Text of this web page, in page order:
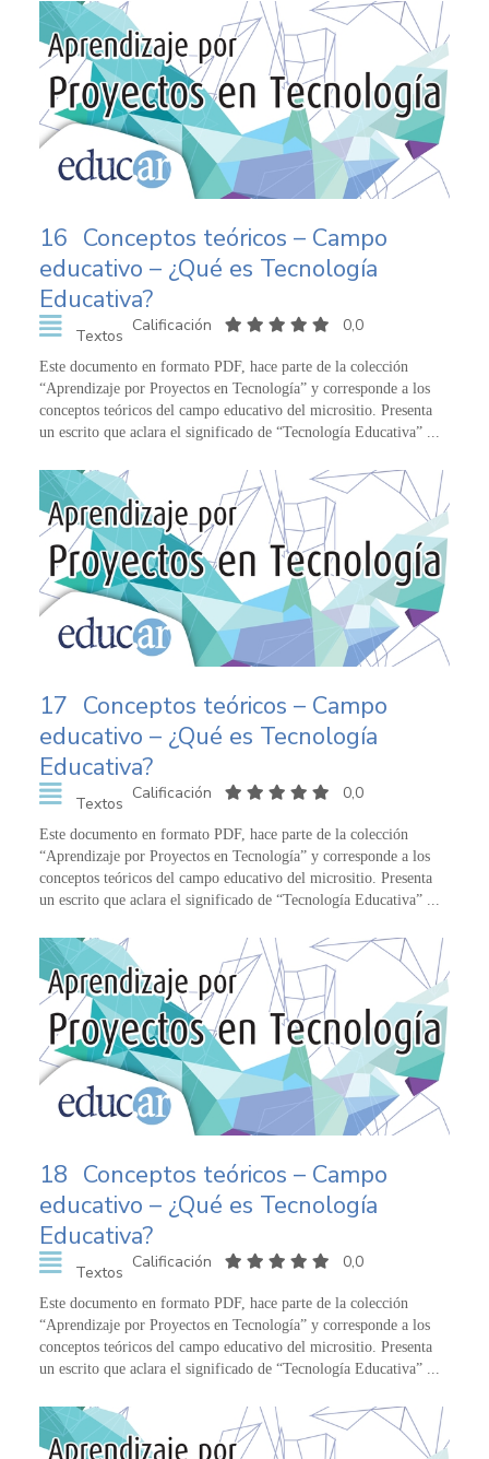
16 Conceptos teóricos – Campo
educativo – ¿Qué es Tecnología
Educativa?
Textos
Calificación 0,0
Este documento en formato PDF, hace parte de la colección
“Aprendizaje por Proyectos en Tecnología” y corresponde a los
conceptos teóricos del campo educativo del micrositio. Presenta
un escrito que aclara el significado de “Tecnología Educativa” ...
17 Conceptos teóricos – Campo
educativo – ¿Qué es Tecnología
Educativa?
Textos
Calificación 0,0
Este documento en formato PDF, hace parte de la colección
“Aprendizaje por Proyectos en Tecnología” y corresponde a los
conceptos teóricos del campo educativo del micrositio. Presenta
un escrito que aclara el significado de “Tecnología Educativa” ...
18 Conceptos teóricos – Campo
educativo – ¿Qué es Tecnología
Educativa?
Textos
Calificación 0,0
Este documento en formato PDF, hace parte de la colección
“Aprendizaje por Proyectos en Tecnología” y corresponde a los
conceptos teóricos del campo educativo del micrositio. Presenta
un escrito que aclara el significado de “Tecnología Educativa” ...